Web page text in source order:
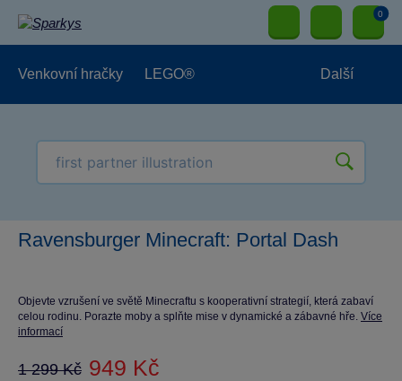
0
Venkovní hračky LEGO® Další
Ravensburger Minecraft: Portal Dash
Objevte vzrušení ve světě Minecraftu s kooperativní strategií, která zabaví
celou rodinu. Porazte moby a splňte mise v dynamické a zábavné hře. Více
informací
1 299 Kč 949 Kč